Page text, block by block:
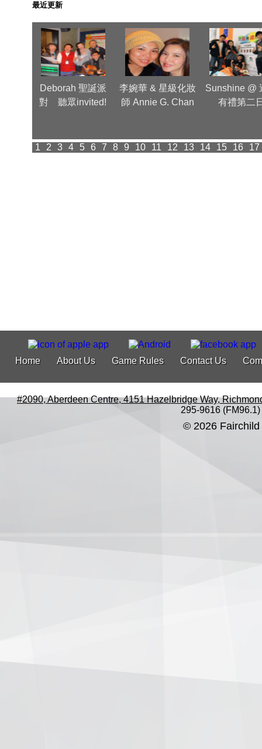
最近更新
Deborah 聖誕派
對 聽眾invited!
李婉華 & 星級化妝
師 Annie G. Chan
Sunshine @
有禮第二
1 2 3 4 5 6 7 8 9 10 11 12 13 14 15 16 17
Home About Us Game Rules Contact Us
#2090, Aberdeen Centre, 4151 Hazelbridge Way,
295-9616 (FM96.1)
© 2026 Fairchild